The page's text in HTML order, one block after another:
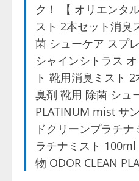
ク！ 【 オリエンタ
スト 2本セット消臭
菌 シューケア スプ
シャインシトラス
ト 靴用消臭ミスト
臭剤 靴用 除菌 シュ
PLATINUM mist サ
ドクリーンプラチ
ラチナミスト
物 ODOR CLEAN